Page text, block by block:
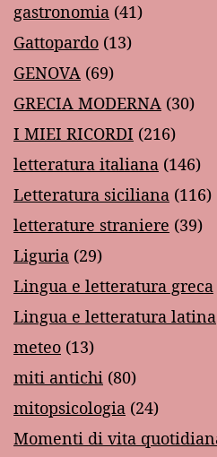
gastronomia (41)
Gattopardo (13)
GENOVA (69)
GRECIA MODERNA (30)
I MIEI RICORDI (216)
letteratura italiana (146)
Letteratura siciliana (116)
letterature straniere (39)
Liguria (29)
Lingua e letteratura greca
Lingua e letteratura latina
meteo (13)
miti antichi (80)
mitopsicologia (24)
Momenti di vita